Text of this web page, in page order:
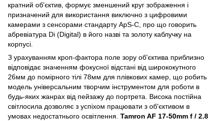
кратний об'єктив, формує зменшений круг зображення і
призначений для використання виключно з цифровими
камерами з сенсорами стандарту ApS-C, про що говорить
абревіатура Di (Digital) в його назві та золоту каблучку на
корпусі.
З урахуванням кроп-фактора поле зору об'єктива приблизно
відповідає значенням фокусної відстані від ширококутного
26мм до помірного тілі 78мм для плівкових камер, що робить
модель універсальним творчим інструментом для роботи в
будь-яких жанрах від пейзажу до портрета. Висока постійна
світлосила дозволяє з успіхом працювати з об'єктивом в
умовах недостатнього освітлення. Tamron AF 17-50mm f / 2.8